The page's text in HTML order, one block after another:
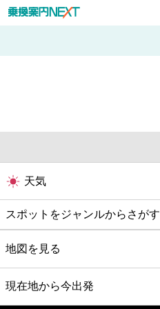
天気
スポットをジャンルからさがす
グルメ
映画
地図を見る
現在地から今出発